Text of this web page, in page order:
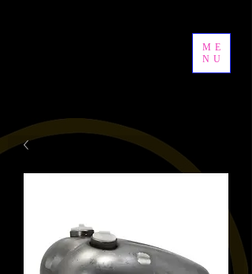
ME
NU